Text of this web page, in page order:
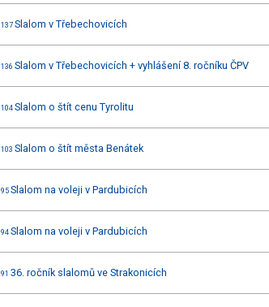
137 Slalom v Třebechovicích
136 Slalom v Třebechovicích + vyhlášení 8. ročníku ČPV
104 Slalom o štít cenu Tyrolitu
103 Slalom o štít města Benátek
95 Slalom na voleji v Pardubicích
94 Slalom na voleji v Pardubicích
91 36. ročník slalomů ve Strakonicích